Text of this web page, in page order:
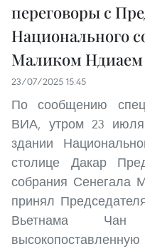
переговоры с
Национального
Маликом Ндиаем
23/07/2025 15:45
По сообщению
ВИА, утром 23
здании
столице Дакар
собрания Сенегала
принял
Вьетнама